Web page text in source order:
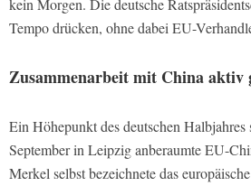
kein Morgen. Die deutsche
Tempo drücken, ohne dabei EU-
Zusammenarbeit mit China aktiv
Ein Höhepunkt des deutschen
September in Leipzig anberaumte EU-
Merkel selbst bezeichnete das